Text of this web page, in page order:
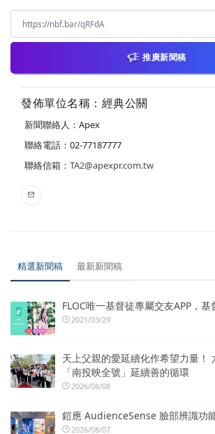
推廣新聞稿
發佈單位名稱：經典公關
新聞聯絡人：Apex
聯絡電話：02-77187777
聯絡信箱： TA2@apexpr.com.tw
精選新聞稿 最新新聞稿
FLOC唯一基督徒專屬交友APP，
2021/03/29
天上父親的愛延續化作希望力量！
「南投映全號」延續善的循環
2026/08/08
鎧應 AudienceSense 臉部辨識功
2026/08/07